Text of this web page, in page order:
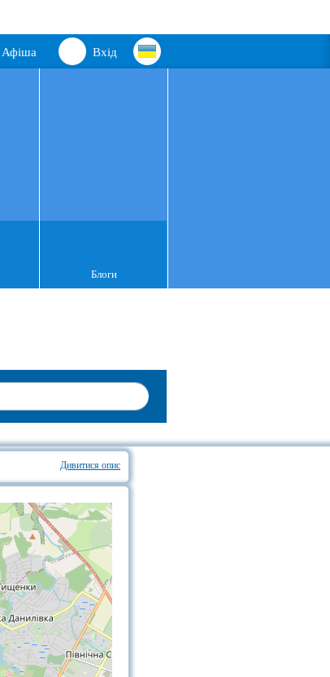
Вхід
Афіша
Блоги
Дивитися опис